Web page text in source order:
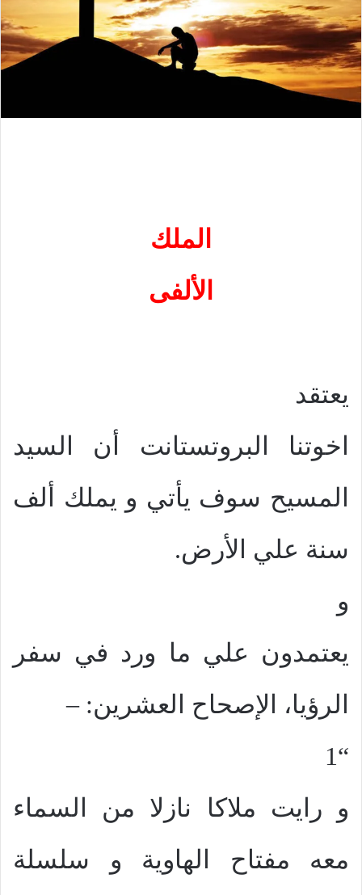
الملك
الألفى
يعتقد
اخوتنا البروتستانت أن السيد
المسيح سوف يأتي و يملك ألف
سنة علي الأرض.
و
يعتمدون علي ما ورد في سفر
الرؤيا، الإصحاح العشرين: –
“1
و رايت ملاكا نازلا من السماء
معه مفتاح الهاوية و سلسلة